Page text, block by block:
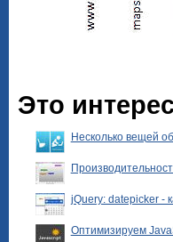
Это
Несколько вещей
jQuery: datepicker -
Оптимизируем